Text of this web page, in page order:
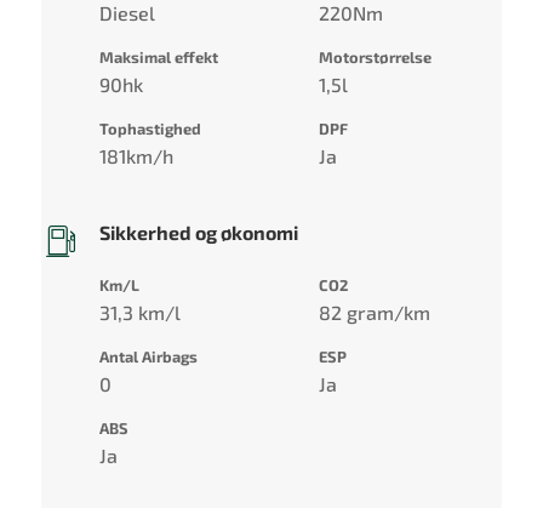
Diesel 220Nm
Maksimal effekt
90hk
Motorstørrelse
1,5l
Tophastighed
181km/h
DPF
Ja
Sikkerhed og økonomi
Km/L
31,3 km/l
CO2
82 gram/km
Antal Airbags
0
ESP
Ja
ABS
Ja